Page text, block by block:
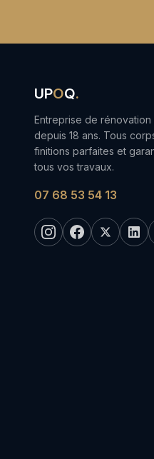
UPOQ.
Entreprise de rénovation
depuis 18 ans. Tous
finitions parfaites et
tous vos travaux.
07 68 53 54 13